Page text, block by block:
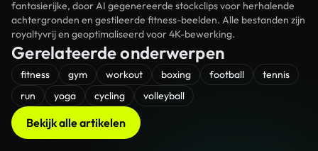
fantasierijke, door AI gegenereerde stockclips voor herhalende
achtergronden en gestileerde fitness-beelden. Alle bestanden zijn
royaltyvrij en geoptimaliseerd voor 4K-bewerking.
Gerelateerde onderwerpen
fitness gym workout boxing football
tennis
run
yoga cycling volleyball
Bekijk alle artikelen